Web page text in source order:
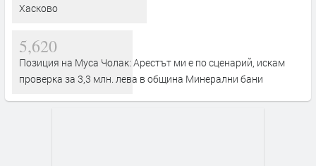
Хасково
5,620
Позиция на Муса Чолак: Арестът ми е по сценарий, искам
проверка за 3,3 млн. лева в община Минерални бани